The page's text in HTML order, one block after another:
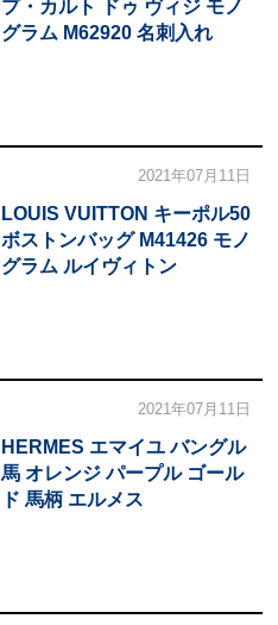
プ・カルト ドゥ ヴィジ モノ
グラム M62920 名刺入れ
2021年07月11日
LOUIS VUITTON キーポル50
ボストンバッグ M41426 モノ
グラム ルイヴィトン
2021年07月11日
HERMES エマイユ バングル
馬 オレンジ パープル ゴール
ド 馬柄 エルメス